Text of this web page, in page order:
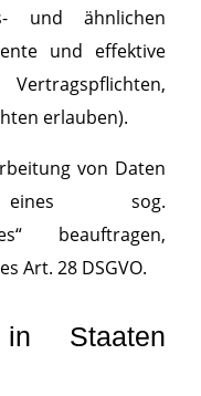
und ähnlichen
und effektive
erlauben).
von Daten
sog.
beauftragen,
Art. 28 DSGVO.
in Staaten